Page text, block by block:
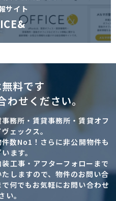
サイト
料です
わせください。
務所・賃貸事務所・賃貸オフ
ェックス。
数No1！さらに非公開物件も
ます。
工事・アフターフォローまで
しますので、物件のお問い合
何でもお気軽にお問い合わせ
い。